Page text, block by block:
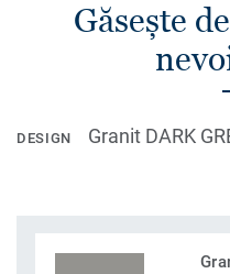
Găsește
DESIGN Granit DARK